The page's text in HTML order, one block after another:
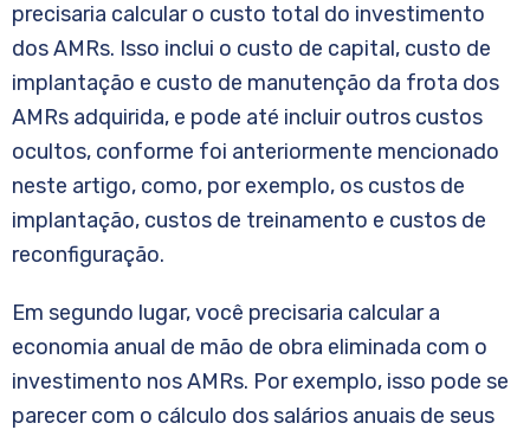
precisaria calcular o custo total do investimento
dos AMRs. Isso inclui o custo de capital, custo de
implantação e custo de manutenção da frota dos
AMRs adquirida, e pode até incluir outros custos
ocultos, conforme foi anteriormente mencionado
neste artigo, como, por exemplo, os custos de
implantação, custos de treinamento e custos de
reconfiguração.
Em segundo lugar, você precisaria calcular a
economia anual de mão de obra eliminada com o
investimento nos AMRs. Por exemplo, isso pode se
parecer com o cálculo dos salários anuais de seus